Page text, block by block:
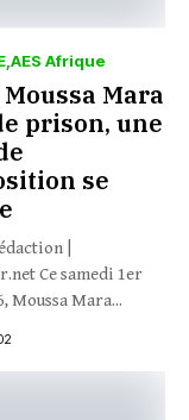
AES Afrique
Mara
prison, une
se
|
Ce samedi 1er
Moussa Mara...